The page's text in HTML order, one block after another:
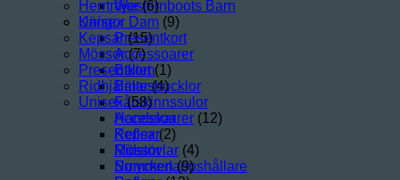
Westernboots Barn
Unisex
Presentkort
Accessoarer
Bälten
Bältesbucklor
Fårskinnssulor
Handskar
Kepsar
Mössor
Nummerlappshållare
Herrtröjor (6)
Kängor Dam (9)
Kepsar (15)
Mössor (7)
Presentkort (1)
Ridhjälmar (4)
Unisex (58)
Accessoarer (12)
Reflex (2)
Ridstövlar (4)
Smycken (9)